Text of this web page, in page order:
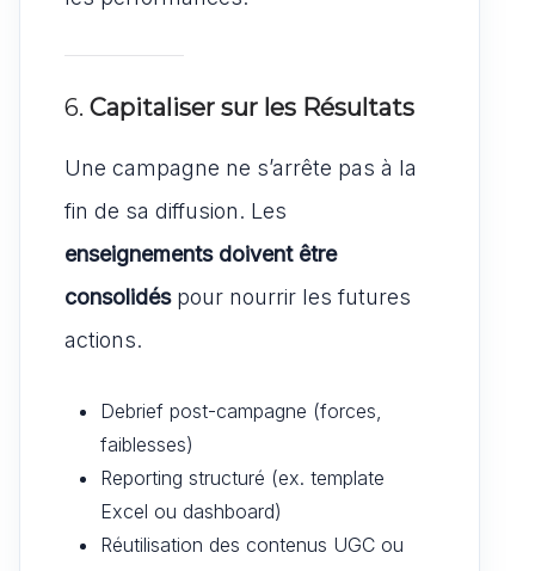
6. Capitaliser sur les Résultats
Une campagne ne s’arrête pas à la
fin de sa diffusion. Les
enseignements doivent être
consolidéspour nourrir les futures
actions.
Debrief post-campagne (forces,
faiblesses)
Reporting structuré (ex. template
Excel ou dashboard)
Réutilisation des contenus UGC ou